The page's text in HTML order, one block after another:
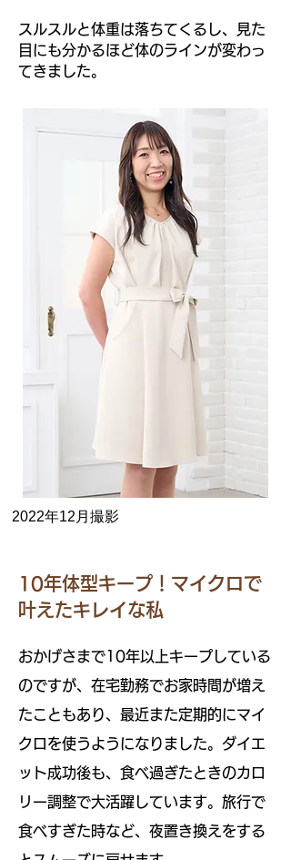
スルスルと体重は落ちてくるし、見た
目にも分かるほど体のラインが変わっ
てきました。
2022年12月撮影
10年体型キープ！マイクロで
叶えたキレイな私
​おかげさまで10年以上キープしている
のですが、在宅勤務でお家時間が増え
たこともあり、最近また定期的にマイ
クロを使うようになりました。ダイエ
ット成功後も、食べ過ぎたときのカロ
リー調整で大活躍しています。旅行で
食べすぎた時など、夜置き換えをする